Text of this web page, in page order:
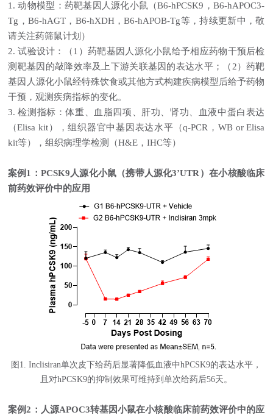
1.动物模型：药靶基因人源化小鼠（B6-hPCSK9，B6-hAPOC3-
Tg，B6-hAGT，B6-hXDH，B6-hAPOB-Tg等，持续更新中，敬
请关注药筛鼠计划）
2.试验设计：（1）药靶基因人源化小鼠给予相应药物干预后检
测靶基因的敲降效率及上下游关联基因的表达水平；（2）药靶
基因人源化小鼠经特殊饮食或其他方式构建疾病模型后给予药物
干预，观测疾病指标的变化。
3.检测指标：体重、血脂四项、肝功、肾功、血液中蛋白表达
（Elisa kit），组织器官中基因表达水平（q-PCR，WB or Elisa
kit等），组织病理学检测（H&E，IHC等）
案例 1：PCSK9人源化小鼠（携带人源化3’UTR）在小核酸临床
前药效评价中的应用
图1. Inclisiran单次皮下给药后显著降低血液中hPCSK9的表达水平，
且对hPCSK9的抑制效果可维持到单次给药后56天。
案例2：人源APOC3转基因小鼠在小核酸临床前药效评价中的应